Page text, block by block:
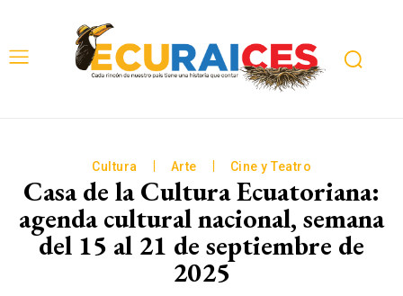
Cultura Arte Cine y Teatro
Casa de la Cultura Ecuatoriana:
agenda cultural nacional, semana
del 15 al 21 de septiembre de
2025